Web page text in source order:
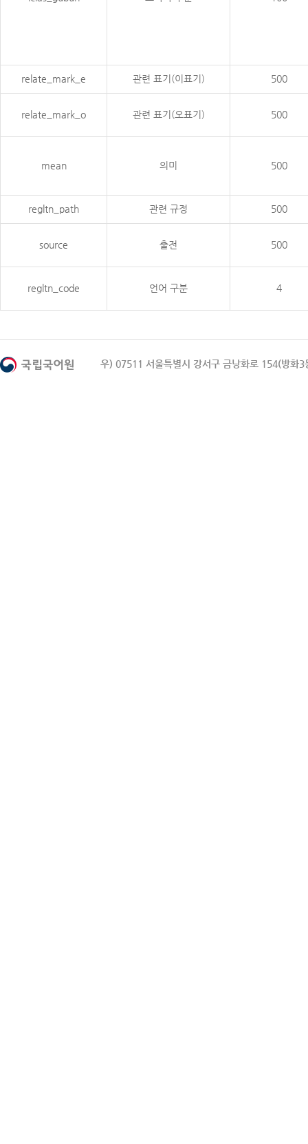
relate_mark_e 관련 표기(이표기) 500
relate_mark_o 관련 표기(오표기) 500
mean 의미 500
regltn_path 관련 규정 500
source 출전 500
regltn_code 언어 구분 4
우) 07511 서울특별시 강서구 금낭화로 154(방화3